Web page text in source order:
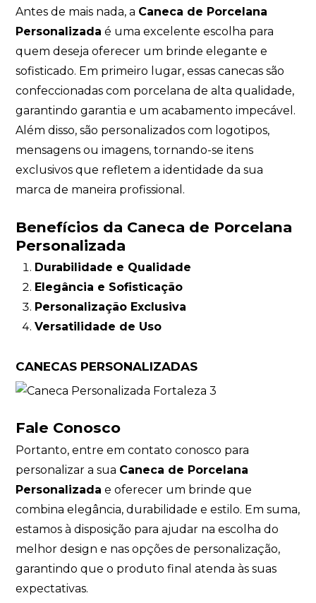
Antes de mais nada, a Caneca de Porcelana
Personalizada é uma excelente escolha para
quem deseja oferecer um brinde elegante e
sofisticado. Em primeiro lugar, essas canecas são
confeccionadas com porcelana de alta qualidade,
garantindo garantia e um acabamento impecável.
Além disso, são personalizados com logotipos,
mensagens ou imagens, tornando-se itens
exclusivos que refletem a identidade da sua
marca de maneira profissional.
Benefícios da Caneca de Porcelana
Personalizada
Durabilidade e Qualidade
Elegância e Sofisticação
Personalização Exclusiva
Versatilidade de Uso
CANECAS PERSONALIZADAS
Fale Conosco
Portanto,entre em contato conosco para
personalizar a sua Caneca de Porcelana
Personalizada e oferecer um brinde que
combina elegância, durabilidade e estilo. Em suma,
estamos à disposição para ajudar na escolha do
melhor design e nas opções de personalização,
garantindo que o produto final atenda às suas
expectativas.